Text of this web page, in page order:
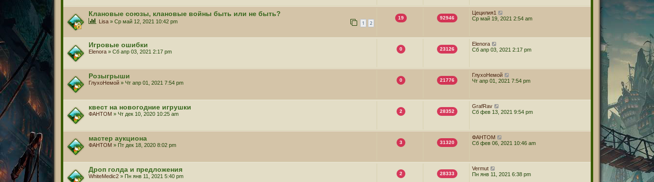
Клановые союзы, клановые войны быть или не быть?
Lisa» Ср май 12, 2021 10:42 pm 1 2
19 92946
Цецилия1
Ср май 19, 2021 2:54 am
Игровые ошибки
Elenora» Сб апр 03, 2021 2:17 pm 0 23126
Elenora
Сб апр 03, 2021 2:17 pm
Розыгрыши
ГлухоНемой» Чт апр 01, 2021 7:54 pm 0 21776
ГлухоНемой
Чт апр 01, 2021 7:54 pm
квест на новогодние игрушки
ФАНТОМ» Чт дек 10, 2020 10:25 am 2 28352
GrafRav
Сб фев 13, 2021 9:54 pm
мастер аукциона
ФАНТОМ» Пт дек 18, 2020 8:02 pm 3 31320
ФАНТОМ
Сб фев 06, 2021 10:46 am
Дроп голда и предложения
WhiteMedic2» Пн янв 11, 2021 5:40 pm 2 28333
Vermut
Пн янв 11, 2021 6:38 pm